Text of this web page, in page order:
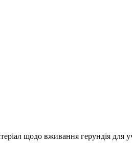
щодо вживання герундія для